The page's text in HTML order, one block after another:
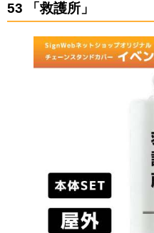
53 「救護所」